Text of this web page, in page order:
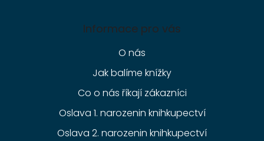
Informace pro vás
O nás
Jak balíme knížky
Co o nás říkají zákazníci
Oslava 1. narozenin knihkupectví
Oslava 2. narozenin knihkupectví